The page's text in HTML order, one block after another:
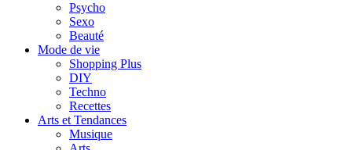
Psycho
Sexo
Beauté
Mode de vie
Shopping Plus
DIY
Techno
Recettes
Arts et Tendances
Musique